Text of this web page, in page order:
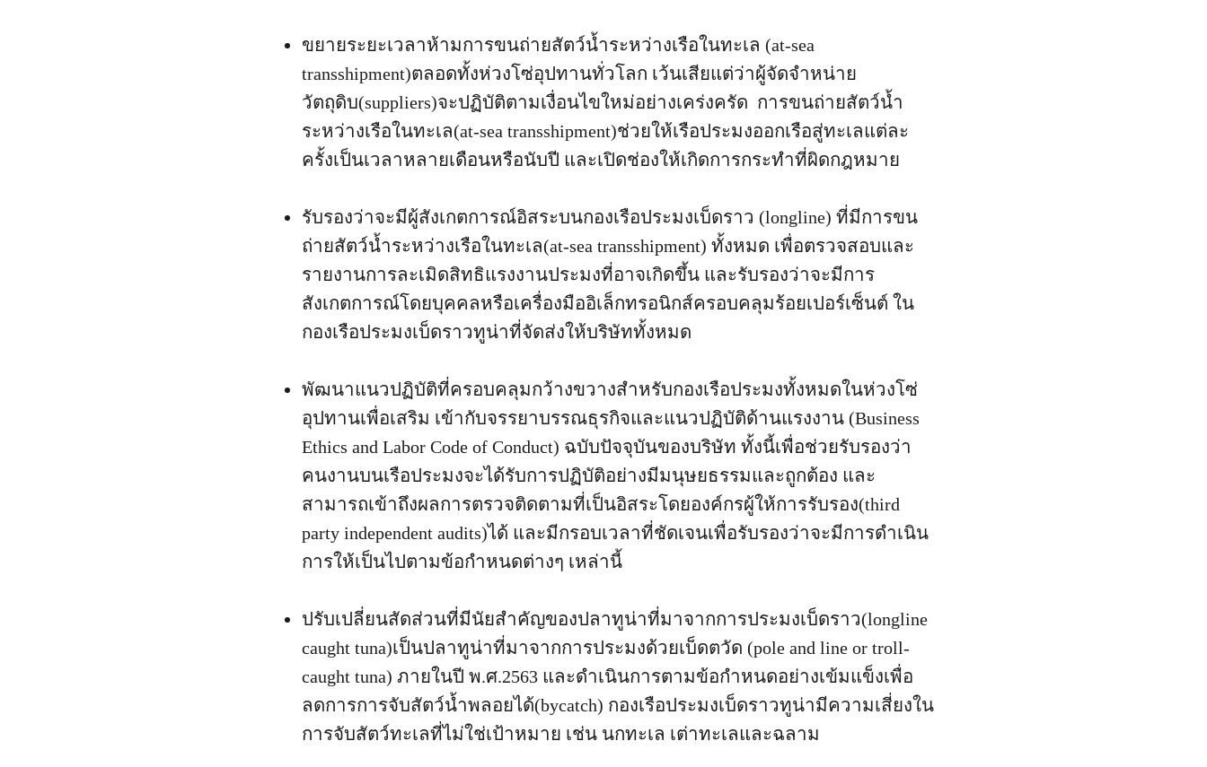
ขยายระยะเวลาห้ามการขนถ่ายสัตว์น้ำระหว่างเรือในทะเล (at-sea
transshipment)ตลอดทั้งห่วงโซ่อุปทานทั่วโลก เว้นเสียแต่ว่าผู้จัดจําหน่าย
วัตถุดิบ(suppliers)จะปฏิบัติตามเงื่อนไขใหม่อย่างเคร่งครัด การขนถ่ายสัตว์น้ำ
ระหว่างเรือในทะเล(at-sea transshipment)ช่วยให้เรือประมงออกเรือสู่ทะเลแต่ละ
ครั้งเป็นเวลาหลายเดือนหรือนับปี และเปิดช่องให้เกิดการกระทำที่ผิดกฎหมาย
รับรองว่าจะมีผู้สังเกตการณ์อิสระบนกองเรือประมงเบ็ดราว (longline) ที่มีการขน
ถ่ายสัตว์น้ำระหว่างเรือในทะเล(at-sea transshipment) ทั้งหมด เพื่อตรวจสอบและ
รายงานการละเมิดสิทธิแรงงานประมงที่อาจเกิดขึ้น และรับรองว่าจะมีการ
สังเกตการณ์โดยบุคคลหรือเครื่องมืออิเล็กทรอนิกส์ครอบคลุมร้อยเปอร์เซ็นต์ ใน
กองเรือประมงเบ็ดราวทูน่าที่จัดส่งให้บริษัททั้งหมด
พัฒนาแนวปฏิบัติที่ครอบคลุมกว้างขวางสำหรับกองเรือประมงทั้งหมดในห่วงโซ่
อุปทานเพื่อเสริม เข้ากับจรรยาบรรณธุรกิจและแนวปฏิบัติด้านแรงงาน (Business
Ethics and Labor Code of Conduct) ฉบับปัจจุบันของบริษัท ทั้งนี้เพื่อช่วยรับรองว่า
คนงานบนเรือประมงจะได้รับการปฏิบัติอย่างมีมนุษยธรรมและถูกต้อง และ
สามารถเข้าถึงผลการตรวจติดตามที่เป็นอิสระโดยองค์กรผู้ให้การรับรอง(third
party independent audits)ได้ และมีกรอบเวลาที่ชัดเจนเพื่อรับรองว่าจะมีการดำเนิน
การให้เป็นไปตามข้อกำหนดต่างๆ เหล่านี้
ปรับเปลี่ยนสัดส่วนที่มีนัยสำคัญของปลาทูน่าที่มาจากการประมงเบ็ดราว(longline
caught tuna)เป็นปลาทูน่าที่มาจากการประมงด้วยเบ็ดตวัด (pole and line or troll-
caught tuna) ภายในปี พ.ศ.2563 และดำเนินการตามข้อกำหนดอย่างเข้มแข็งเพื่อ
ลดการการจับสัตว์น้ำพลอยได้(bycatch) กองเรือประมงเบ็ดราวทูน่ามีความเสี่ยงใน
การจับสัตว์ทะเลที่ไม่ใช่เป้าหมาย เช่น นกทะเล เต่าทะเลและฉลาม